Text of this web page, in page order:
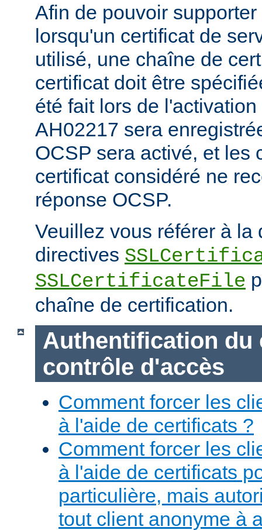
Afin de pouvoir
lorsqu'un certificat de
utilisé, une chaîne de
certificat doit être
été fait lors de
AH02217 sera
OCSP sera activé, et les
certificat considéré ne
réponse OCSP.
Veuillez vous référer à la
directives
SSLCertificateFile
chaîne de certification.
Authentification du
contrôle d'accès
Comment forcer les
à l'aide de certificats ?
Comment forcer les
à l'aide de certificats
particulière, mais
tout client anonyme à